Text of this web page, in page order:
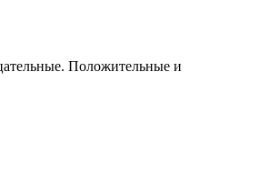
Положительные и